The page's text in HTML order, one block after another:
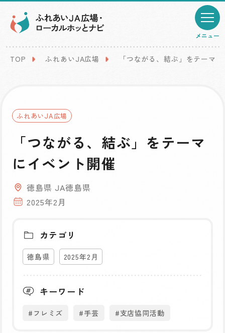
メニュー
TOP ふれあいJA広場 「つながる、結ぶ」をテーマ
ふれあいJA広場
「つながる、結ぶ」をテーマ
にイベント開催
徳島県 JA徳島県
2025年2月
カテゴリ
徳島県 2025年2月
キーワード
#フレミズ #手芸 #支店協同活動